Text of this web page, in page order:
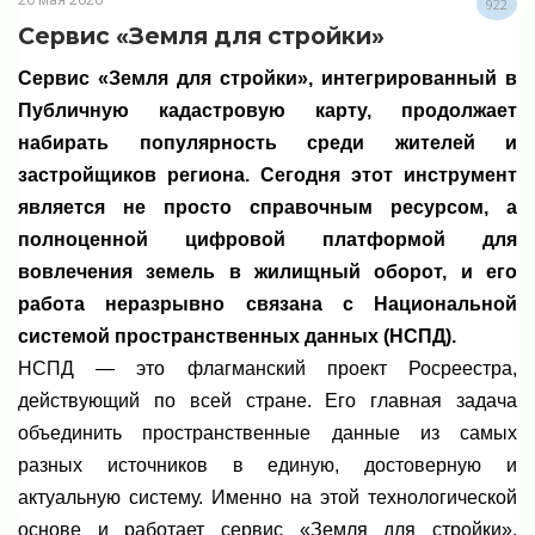
922
Сервис «Земля для стройки»
Сервис «Земля для стройки», интегрированный в
Публичную кадастровую карту, продолжает
набирать популярность среди жителей и
застройщиков региона. Сегодня этот инструмент
является не просто справочным ресурсом, а
полноценной цифровой платформой для
вовлечения земель в жилищный оборот, и его
работа неразрывно связана с Национальной
системой пространственных данных (НСПД).
НСПД — это флагманский проект Росреестра,
действующий по всей стране. Его главная задача
объединить пространственные данные из самых
разных источников в единую, достоверную и
актуальную систему. Именно на этой технологической
основе и работает сервис «Земля для стройки»,